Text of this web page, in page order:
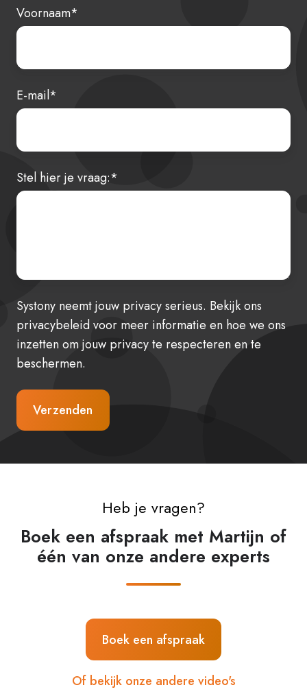
Voornaam*
E-mail*
Stel hier je vraag:*
Systony neemt jouw privacy serieus. Bekijk ons
privacybeleidvoor meer informatie en hoe we ons
inzetten om jouw privacy te respecteren en te
beschermen.
Heb je vragen?
Boek een afspraak met Martijn of
één van onze andere experts
Boek een afspraak
Of bekijk onze andere video's